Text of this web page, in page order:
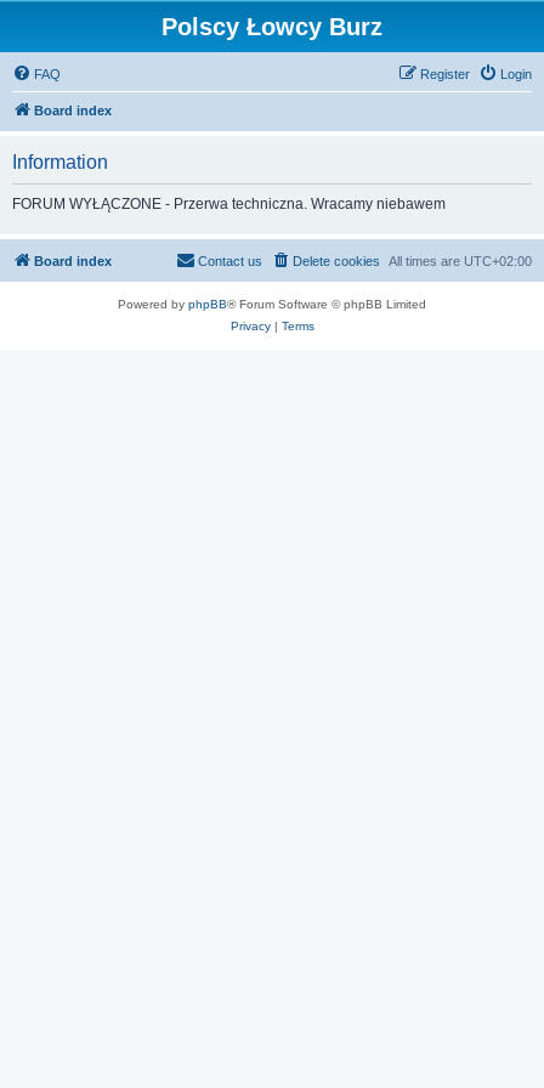
Polscy Łowcy Burz
FAQ Login
Register
Board index
Information
FORUM WYŁĄCZONE - Przerwa techniczna. Wracamy niebawem
Board index All times are UTC+02:00
Delete cookies
Contact us
Powered by phpBB® Forum Software © phpBB Limited
Privacy| Terms